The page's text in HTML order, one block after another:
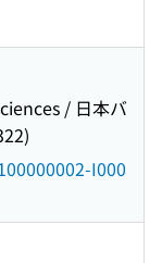
/ 日本バ
I000